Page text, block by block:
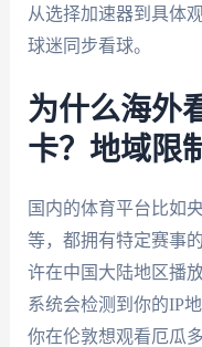
从选择加速器到具体
球迷同步看球。
为什么海外
卡？地域限
国内的体育平台比如
等，都拥有特定赛事
许在中国大陆地区播
系统会检测到你的IP
你在伦敦想观看厄瓜